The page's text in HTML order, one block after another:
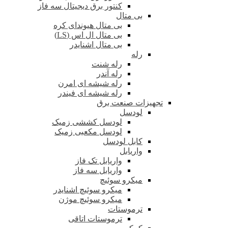
کنتور برق دیجیتال سه فاز
بی متال
بی متال هیوندای کره
بی متال ال اس (LS)
بی متال اشنایدر
رله
رله شنت
رله آندر
رله شیشه ای امرن
رله شیشه ای فیندر
تجهیزات صنعت برق
لودسل
لودسل کششی زمیک
لودسل مکعبی زمیک
کابل لودسل
واریابل
واریابل تک فاز
واریابل سه فاز
میکرو سوئیچ
میکرو سوئیچ اشنایدر
میکرو سوئیچ موژن
ترموستات
ترموستات اتاقی